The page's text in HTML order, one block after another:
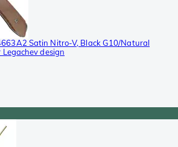
Satin Nitro-V, Black G10/Natural
design